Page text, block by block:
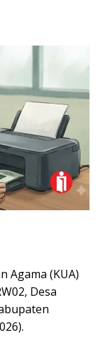
Agama (KUA)
Desa